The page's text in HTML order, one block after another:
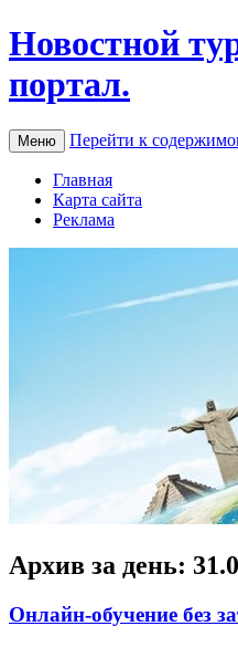
Новостной
портал.
Меню Перейти к
Главная
Карта сайта
Реклама
Архив за день:
Онлайн-обучение без